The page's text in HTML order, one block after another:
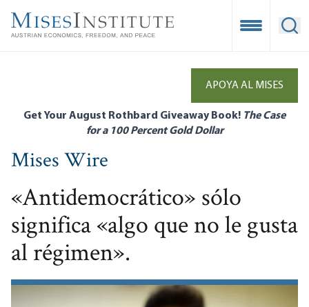
main
Open
APOYA AL MISES
Get Your August Rothbard Giveaway Book! The Case
for a 100 Percent Gold Dollar
Mises Wire
«Antidemocrático» sólo
significa «algo que no le gusta
al régimen».